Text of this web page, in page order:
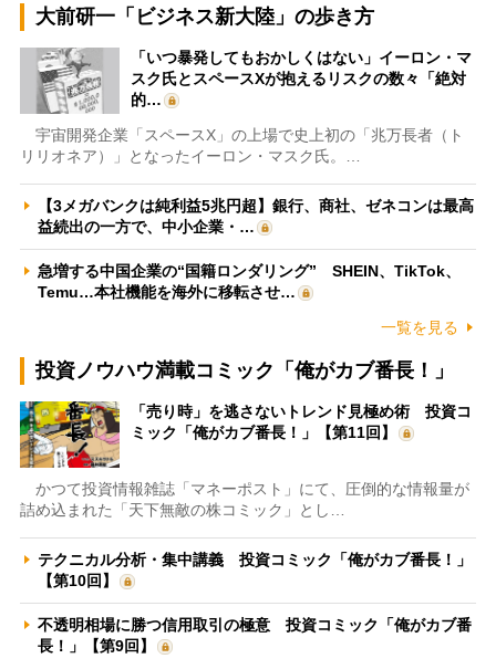
大前研一「ビジネス新大陸」の歩き方
「いつ暴発してもおかしくはない」イーロン・マ
スク氏とスペースXが抱えるリスクの数々「絶対
的…
宇宙開発企業「スペースX」の上場で史上初の「兆万長者（ト
リリオネア）」となったイーロン・マスク氏。…
【3メガバンクは純利益5兆円超】銀行、商社、ゼネコンは最高
益続出の一方で、中小企業・…
急増する中国企業の“国籍ロンダリング” SHEIN、TikTok、
Temu…本社機能を海外に移転させ…
一覧を見る
投資ノウハウ満載コミック「俺がカブ番長！」
「売り時」を逃さないトレンド見極め術 投資コ
ミック「俺がカブ番長！」【第11回】
かつて投資情報雑誌「マネーポスト」にて、圧倒的な情報量が
詰め込まれた「天下無敵の株コミック」とし…
テクニカル分析・集中講義 投資コミック「俺がカブ番長！」
【第10回】
不透明相場に勝つ信用取引の極意 投資コミック「俺がカブ番
長！」【第9回】